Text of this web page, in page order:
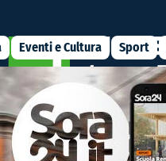
Eventi e Cultura Sport